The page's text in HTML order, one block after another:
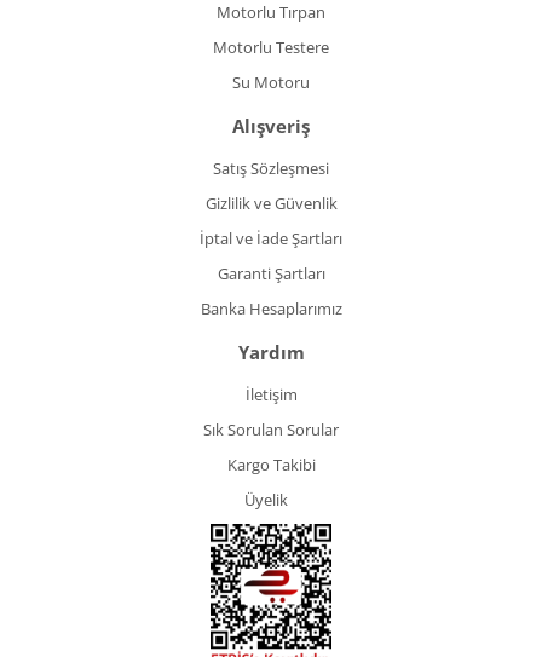
Motorlu Tırpan
Motorlu Testere
Su Motoru
Alışveriş
Satış Sözleşmesi
Gizlilik ve Güvenlik
İptal ve İade Şartları
Garanti Şartları
Banka Hesaplarımız
Yardım
İletişim
Sık Sorulan Sorular
Kargo Takibi
Üyelik